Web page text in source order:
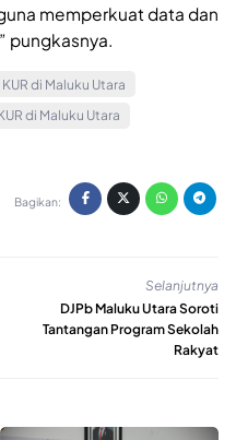
memperkuat data dan
pungkasnya.
di Maluku Utara
di Maluku Utara
Bagikan:
Selanjutnya
DJPb Maluku Utara Soroti
Tantangan Program Sekolah
Rakyat